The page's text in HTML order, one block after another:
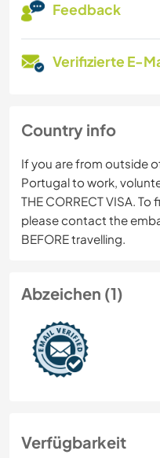
Feedback
Verifizierte E-
Country info
If you are from outside
Portugal to work,
THE CORRECT VISA.
please contact the
BEFORE travelling.
Abzeichen (1)
Verfügbarkeit